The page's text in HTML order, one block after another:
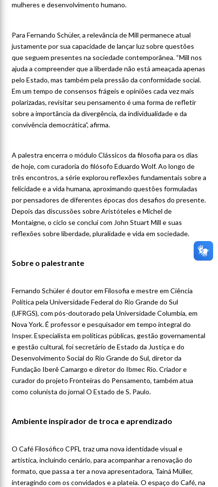
mulheres e desenvolvimento humano.
Para Fernando Schüler, a relevância de Mill permanece atual
justamente por sua capacidade de lançar luz sobre questões
que seguem presentes na sociedade contemporânea. “Mill nos
ajuda a compreender que a liberdade não está ameaçada apenas
pelo Estado, mas também pela pressão da conformidade social.
Em um tempo de consensos frágeis e opiniões cada vez mais
polarizadas, revisitar seu pensamento é uma forma de refletir
sobre a importância da divergência, da individualidade e da
convivência democrática”, afirma.
A palestra encerra o módulo Clássicos da filosofia para os dias
de hoje, com curadoria do filósofo Eduardo Wolf. Ao longo de
três encontros, a série explorou reflexões fundamentais sobre a
felicidade e a vida humana, aproximando questões formuladas
por pensadores de diferentes épocas dos desafios do presente.
Depois das discussões sobre Aristóteles e Michel de
Montaigne, o ciclo se conclui com John Stuart Mill e suas
reflexões sobre liberdade, pluralidade e vida em sociedade.
Sobre o palestrante
Fernando Schüler é doutor em Filosofia e mestre em Ciência
Política pela Universidade Federal do Rio Grande do Sul
(UFRGS), com pós-doutorado pela Universidade Columbia, em
Nova York. É professor e pesquisador em tempo integral do
Insper. Especialista em políticas públicas, gestão governamental
e gestão cultural, foi secretário de Estado da Justiça e do
Desenvolvimento Social do Rio Grande do Sul, diretor da
Fundação Iberê Camargo e diretor do Ibmec Rio. Criador e
curador do projeto Fronteiras do Pensamento, também atua
como colunista do jornal O Estado de S. Paulo.
Ambiente inspirador de troca e aprendizado
O Café Filosófico CPFL traz uma nova identidade visual e
artística, incluindo cenário, para acompanhar a renovação do
formato, que passa a ter a nova apresentadora, Tainá Müller,
interagindo com os convidados e a plateia. O espaço do Café, na